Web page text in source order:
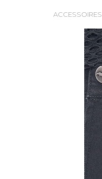
ACCESSOIRES